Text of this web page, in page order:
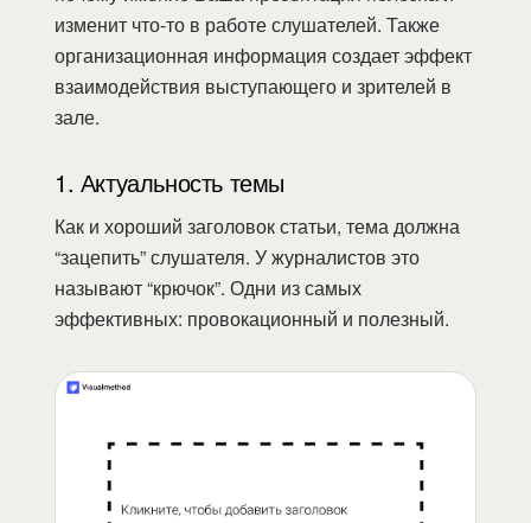
изменит что-то в работе слушателей. Также
организационная информация создает эффект
взаимодействия выступающего и зрителей в
зале.
1. Актуальность темы
Как и хороший заголовок статьи, тема должна
“зацепить” слушателя. У журналистов это
называют “крючок”. Одни из самых
эффективных: провокационный и полезный.